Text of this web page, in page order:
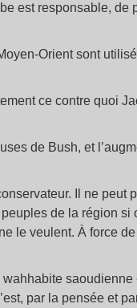
est responsable, de
Orient sont
ce contre quoi
de Bush, et
Il ne peut
de la région si
le veulent. À force
wahhabite
par la pensée et